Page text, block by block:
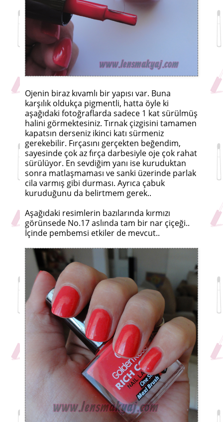
Ojenin biraz kıvamlı bir yapısı var. Buna
karşılık oldukça pigmentli, hatta öyle ki
aşağıdaki fotoğraflarda sadece 1 kat sürülmüş
halini görmektesiniz. Tırnak çizgisini tamamen
kapatsın derseniz ikinci katı sürmeniz
gerekebilir. Fırçasını gerçekten beğendim,
sayesinde çok az fırça darbesiyle oje çok rahat
sürülüyor. En sevdiğim yanı ise kuruduktan
sonra matlaşmaması ve sanki üzerinde parlak
cila varmış gibi durması. Ayrıca çabuk
kuruduğunu da belirtmem gerek..
Aşağıdaki resimlerin bazılarında kırmızı
görünsede No.17 aslında tam bir nar çiçeği..
İçinde pembemsi etkiler de mevcut..